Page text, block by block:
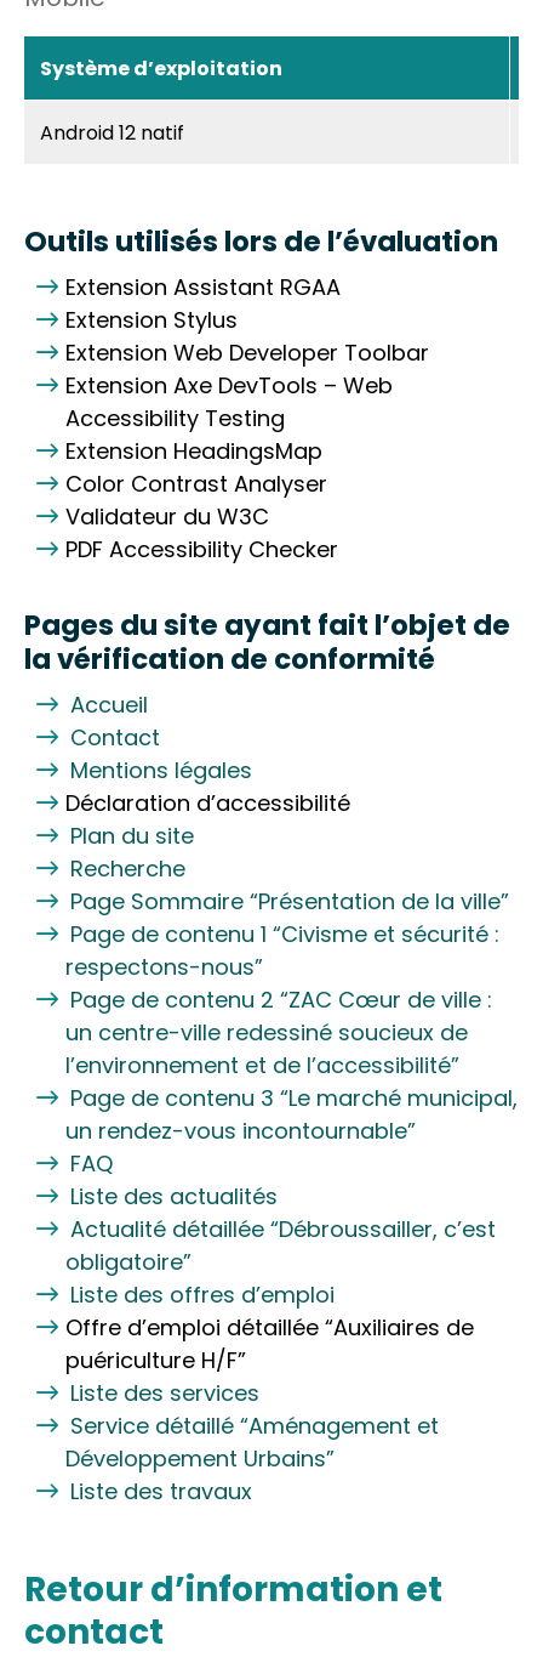
Système d’exploitation
Android 12 natif
Outils utilisés lors de l’évaluation
Extension Assistant RGAA
Extension Stylus
Extension Web Developer Toolbar
Extension Axe DevTools – Web
Accessibility Testing
Extension HeadingsMap
Color Contrast Analyser
Validateur du W3C
PDF Accessibility Checker
Pages du site ayant fait l’objet de
la vérification de conformité
Accueil
Contact
Mentions légales
Déclaration d’accessibilité
Plan du site
Recherche
Page Sommaire “Présentation de la ville”
Page de contenu 1 “Civisme et sécurité :
respectons-nous”
Page de contenu 2 “ZAC Cœur de ville :
un centre-ville redessiné soucieux de
l’environnement et de l’accessibilité”
Page de contenu 3 “Le marché municipal,
un rendez-vous incontournable”
FAQ
Liste des actualités
Actualité détaillée “Débroussailler, c’est
obligatoire”
Liste des offres d’emploi
Offre d’emploi détaillée “Auxiliaires de
puériculture H/F”
Liste des services
Service détaillé “Aménagement et
Développement Urbains”
Liste des travaux
Retour d’information et
contact